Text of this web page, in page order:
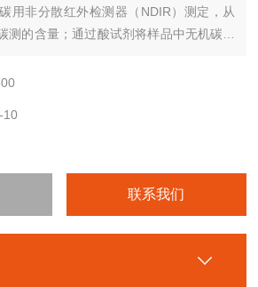
用非分散红外检测器（NDIR）测定，从
测的含量；通过酸试剂将样品中无机碳分
）测定，从而确定样品中总无机碳TIC
10
联系我们